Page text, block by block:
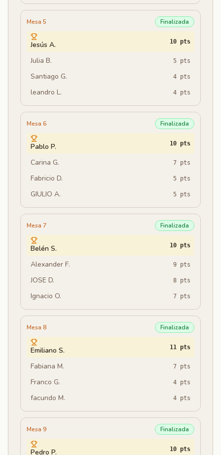
Mesa 5 Finalizada
Jesús A. 10 pts
Julia B. 5 pts
Santiago G. 4 pts
leandro L. 4 pts
Mesa 6 Finalizada
Pablo P. 10 pts
Carina G. 7 pts
Fabricio D. 5 pts
GIULIO A. 5 pts
Mesa 7 Finalizada
Belén S. 10 pts
Alexander F. 9 pts
JOSE D. 8 pts
Ignacio O. 7 pts
Mesa 8 Finalizada
Emiliano S. 11 pts
Fabiana M. 7 pts
Franco G. 4 pts
facundo M. 4 pts
Mesa 9 Finalizada
Pedro P. 10 pts